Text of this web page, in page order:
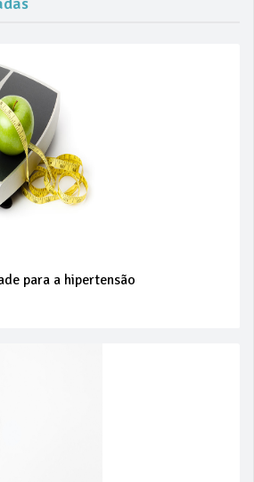
para a hipertensão